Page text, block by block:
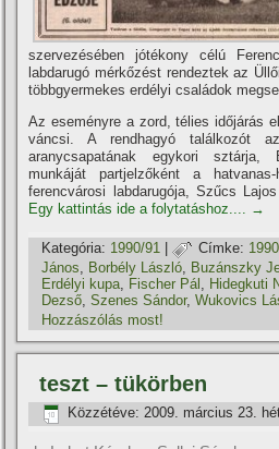
szervezésében jótékony célú
labdarugó mérkőzést rendeztek az
többgyermekes erdélyi családok
Az eseményre a zord, télies időjárás
váncsi. A rendhagyó találkozót
aranycsapatának egykori sztárja,
munkáját partjelzőként a
ferencvárosi labdarugója, Szűcs
Egy kattintás ide a folytatáshoz....
→
Kategória: 1990/91 | Címke:
János
Borbély László Buzánszky
Erdélyi kupa Fischer Pál Hidegkuti
Dezső,Szenes Sándor,Wukovics
Hozzászólás most!
teszt – tükörben
Közzétéve: 2009. március 23.